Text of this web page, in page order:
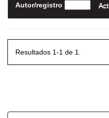
Autor/registro
Resultados 1-1 de 1.